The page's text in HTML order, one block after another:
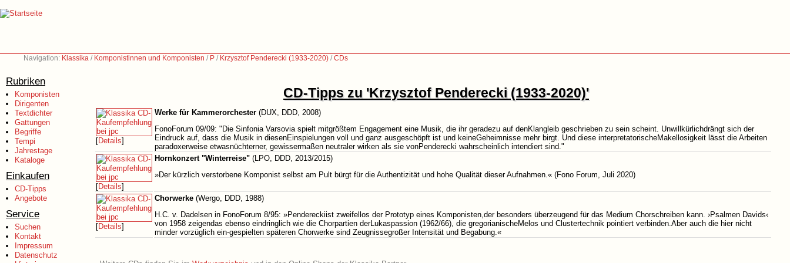
Navigation: Klassika / Komponistinnen und Komponisten / P / Krzysztof Penderecki (1933-2020) /CDs
Rubriken
Komponisten
Dirigenten
Textdichter
Gattungen
Begriffe
Tempi
Jahrestage
Kataloge
Einkaufen
CD-Tipps
Angebote
Service
Suchen
Kontakt
Impressum
Datenschutz
CD-Tipps zu 'Krzysztof Penderecki (1933-2020)'
[Details]
Werke für Kammerorchester (DUX, DDD, 2008)
FonoForum 09/09: "Die Sinfonia Varsovia spielt mitgrößtem Engagement eine Musik, die ihr geradezu auf denKlangleib geschrieben zu sein scheint. Unwillkürlichdrängt sich der
Eindruck auf, dass die Musik in diesenEinspielungen voll und ganz ausgeschöpft ist und keineGeheimnisse mehr birgt. Und diese interpretatorischeMakellosigkeit lässt die Arbeiten
paradoxerweise etwasnüchterner, gewissermaßen neutraler wirken als sie vonPenderecki wahrscheinlich intendiert sind."
[Details]
Hornkonzert "Winterreise" (LPO, DDD, 2013/2015)
»Der kürzlich verstorbene Komponist selbst am Pult bürgt für die Authentizität und hohe Qualität dieser Aufnahmen.« (Fono Forum, Juli 2020)
[Details]
Chorwerke (Wergo, DDD, 1988)
H.C. v. Dadelsen in FonoForum 8/95: »Pendereckiist zweifellos der Prototyp eines Komponisten,der besonders überzeugend für das Medium Chorschreiben kann. ›Psalmen Davids‹
von 1958 zeigendas ebenso eindringlich wie die Chorpartien derLukaspassion (1962/66), die gregorianischeMelos und Clustertechnik pointiert verbinden.Aber auch die hier nicht
minder vorzüglich ein-gespielten späteren Chorwerke sind Zeugnissegroßer Intensität und Begabung.«